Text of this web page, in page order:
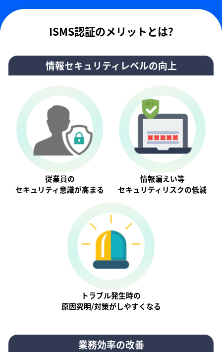
ISMS認証のメリットとは?
情報セキュリティレベルの向上
従業員の
セキュリティ意識が⾼まる
情報漏えい等
セキュリティリスクの低減
トラブル発生時の
原因究明/対策がしやすくなる
業務効率の改善